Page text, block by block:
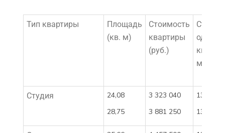
Тип квартиры
Площадь
(кв. м)
Стоимость
квартиры
(руб.)
одного
метра
Студия
24,08
28,75
3 323 040
3 881 250
138 000
135 000